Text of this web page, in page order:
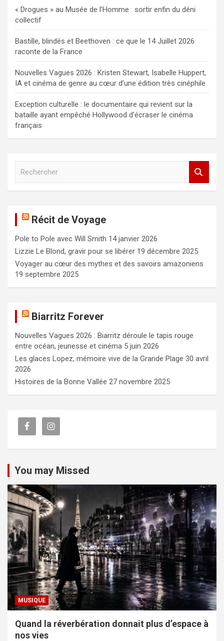
« Drogues » au Musée de l’Homme : sortir enfin du déni
collectif
Bastille, blindés et Beethoven : ce que le 14 Juillet 2026
raconte de la France
Nouvelles Vagues 2026 : Kristen Stewart, Isabelle Huppert,
IA et cinéma de genre au cœur d’une édition très cinéphile
Exception culturelle : le documentaire qui revient sur la
bataille ayant empêché Hollywood d’écraser le cinéma
français
c
h
e
r
Récit de Voyage
Pole to Pole avec Will Smith 14 janvier 2026
Lizzie Le Blond, gravir pour se libérer 19 décembre 2025
Voyager au cœur des mythes et des savoirs amazoniens
19 septembre 2025
Biarritz Forever
Nouvelles Vagues 2026 : Biarritz déroule le tapis rouge
entre océan, jeunesse et cinéma 5 juin 2026
Les glaces Lopez, mémoire vive de la Grande Plage 30 avril
2026
Histoires de la Bonne Vallée 27 novembre 2025
You may Missed
MUSIQUE
Quand la réverbération donnait plus d’espace à
nos vies